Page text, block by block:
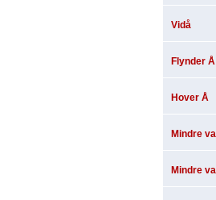
Vidå
Flynder Å
Hover Å
Mindre
Mindre